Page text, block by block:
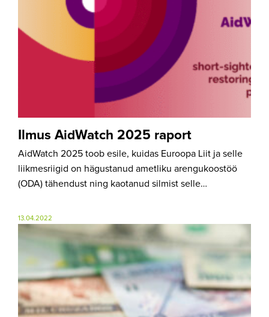
Ilmus AidWatch 2025 raport
AidWatch 2025 toob esile, kuidas Euroopa Liit ja selle
liikmesriigid on hägustanud ametliku arengukoostöö
(ODA) tähendust ning kaotanud silmist selle…
13.04.2022